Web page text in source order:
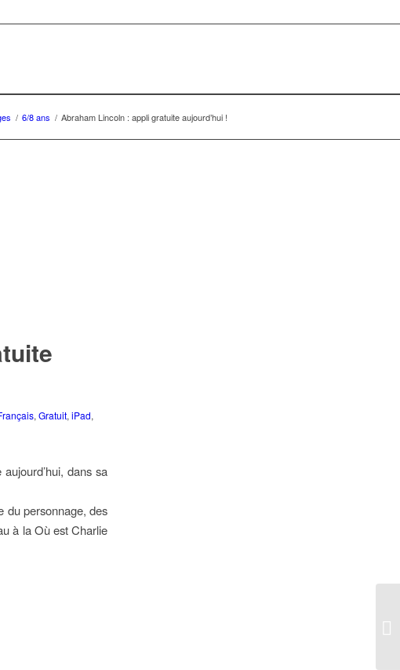
/ 6/8 ans / Abraham Lincoln : appli gratuite aujourd’hui !
, Gratuit, iPad,
dans sa
du personnage, des
à la Où est Charlie